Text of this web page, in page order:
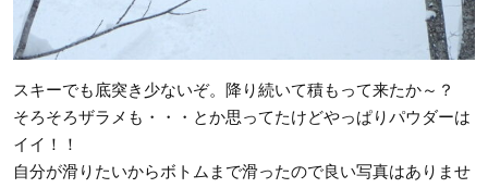
スキーでも底突き少ないぞ。降り続いて積もって来たか～？
そろそろザラメも・・・とか思ってたけどやっぱりパウダーは
イイ！！
自分が滑りたいからボトムまで滑ったので良い写真はありませ